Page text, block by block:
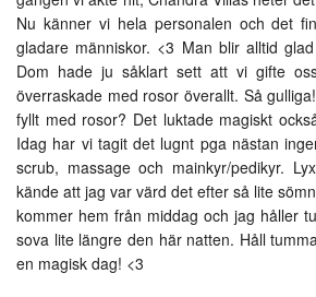
Nu känner vi hela personalen och det
gladare människor. <3 Man blir alltid
Dom hade ju såklart sett att vi gifte
överraskade med rosor överallt. Så
fyllt med rosor? Det luktade magiskt
Idag har vi tagit det lugnt pga nästan
scrub, massage och mainkyr/pedikyr.
kände att jag var värd det efter så lite
kommer hem från middag och jag håller
sova lite längre den här natten. Håll
en magisk dag! <3